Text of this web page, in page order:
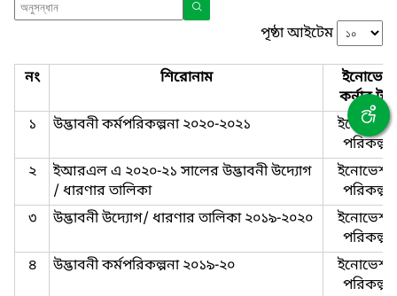
পৃষ্ঠা আইটেম
নং শিরোনাম
কর্নার
১
উদ্ভাবনী কর্মপরিকল্পনা ২০২০-২০২১
২
ইআরএল এ ২০২০-২১ সালের উদ্ভাবনী উদ্যোগ
/ ধারণার তালিকা
৩
উদ্ভাবনী উদ্যোগ/ ধারণার তালিকা ২০১৯-২০২০
৪
উদ্ভাবনী কর্মপরিকল্পনা ২০১৯-২০